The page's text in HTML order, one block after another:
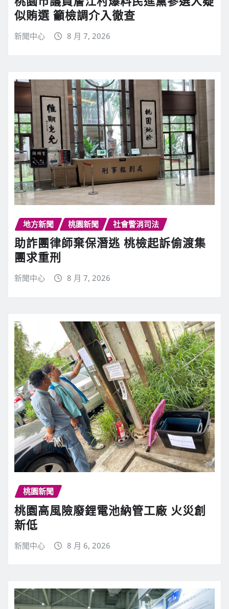
似賄選 籲檢調介入徹查
新聞中心 8 月 7, 2026
地方新聞 桃園新聞 社會警消司法
助詐團律師棄保潛逃 桃檢起訴偷渡集
團求重刑
新聞中心 8 月 7, 2026
桃園新聞
桃園高風險廢鋰電池納管工廠 火災創
新低
新聞中心 8 月 6, 2026